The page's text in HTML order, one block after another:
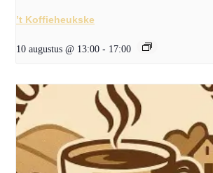
’t Koffieheukske
10 augustus @ 13:00 - 17:00